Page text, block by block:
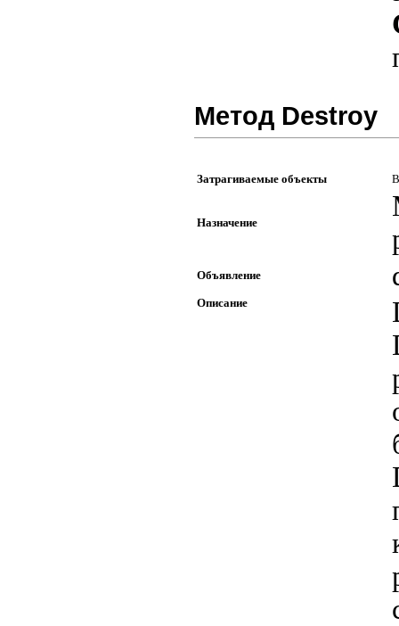
Метод Destroy
Затрагиваемые объекты
Назначение
Объявление
Описание